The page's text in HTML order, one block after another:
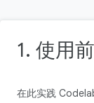
1. 使用
在此实践